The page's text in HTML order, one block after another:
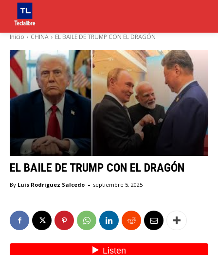
Inicio CHINA EL BAILE DE TRUMP CON EL DRAGÓN
EL BAILE DE TRUMP CON EL DRAGÓN
By Luis Rodriguez Salcedo - septiembre 5, 2025